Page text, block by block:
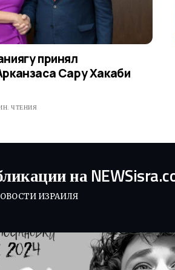
принял
Сару Хакаби
ЧТЕНИЯ
на
ИЗРАИЛЯ